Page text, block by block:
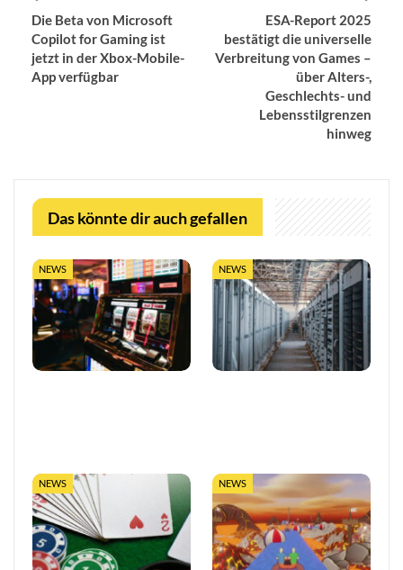
Die Beta von Microsoft
Copilot for Gaming ist
jetzt in der Xbox-Mobile-
App verfügbar
ESA-Report 2025
bestätigt die universelle
Verbreitung von Games –
über Alters-,
Geschlechts- und
Lebensstilgrenzen
hinweg
Das könnte dir auch gefallen
NEWS NEWS
NEWS NEWS